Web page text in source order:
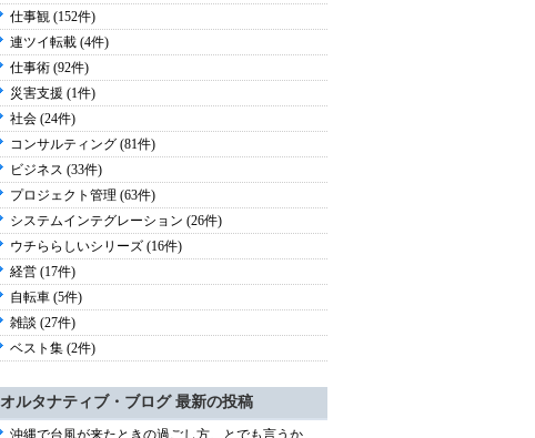
仕事観 (152件)
連ツイ転載 (4件)
仕事術 (92件)
災害支援 (1件)
社会 (24件)
コンサルティング (81件)
ビジネス (33件)
プロジェクト管理 (63件)
システムインテグレーション (26件)
ウチららしいシリーズ (16件)
経営 (17件)
自転車 (5件)
雑談 (27件)
ベスト集 (2件)
オルタナティブ・ブログ 最新の投稿
沖縄で台風が来たときの過ごし方、とでも言うか